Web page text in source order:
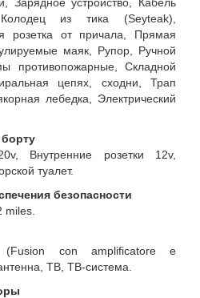
из тика (Seyteak),
розетка от причала, Прямая
маяк, Рупор, Ручной
противопожарные, Складной
цепях, сходни, Трап
лебедка, Электрический
Внутренние розетки 12v,
туалет.
безопасности
miles.
(Fusion con amplificatore e
ТВ, ТВ-система.